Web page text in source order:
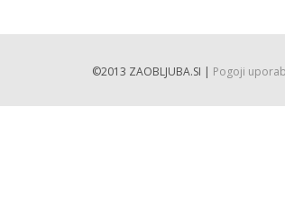
©2013 ZAOBLJUBA.SI | Pogoji